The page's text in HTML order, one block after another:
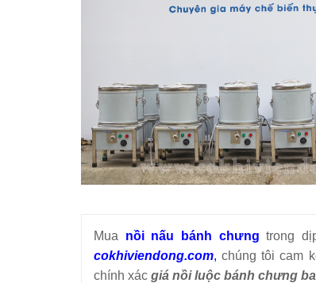
Mua nồi nấu bánh chưng trong
cokhiviendong.com, chúng tôi cam
chính xác giá nồi luộc bánh chưng
THIẾT BỊ LÀM BÁNH
MÁY ĐÓNG GÓI THỰC PHẨM